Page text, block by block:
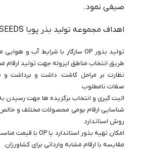
صیفی نمود.
اهداف مجموعه تولید بذر پویا
تولید بذور OPسازگار با شرایط آب و هوایی
طریق انتخاب مناطق ایزوله جهت تولید ارقام
نظارت بر مراحل کاشت، داشت و برداشت
صفات نامطلوب
الیت گیری و انتخاب برگزیده ها جهت
شناسایی ارقام بومی محصولات مختلف و خالص
روش استاندارد
امکان تهیه بذور استاندارد یا OPبا قیمت
مقایسه با ارقام مشابه وارداتی برای کشاورزان.